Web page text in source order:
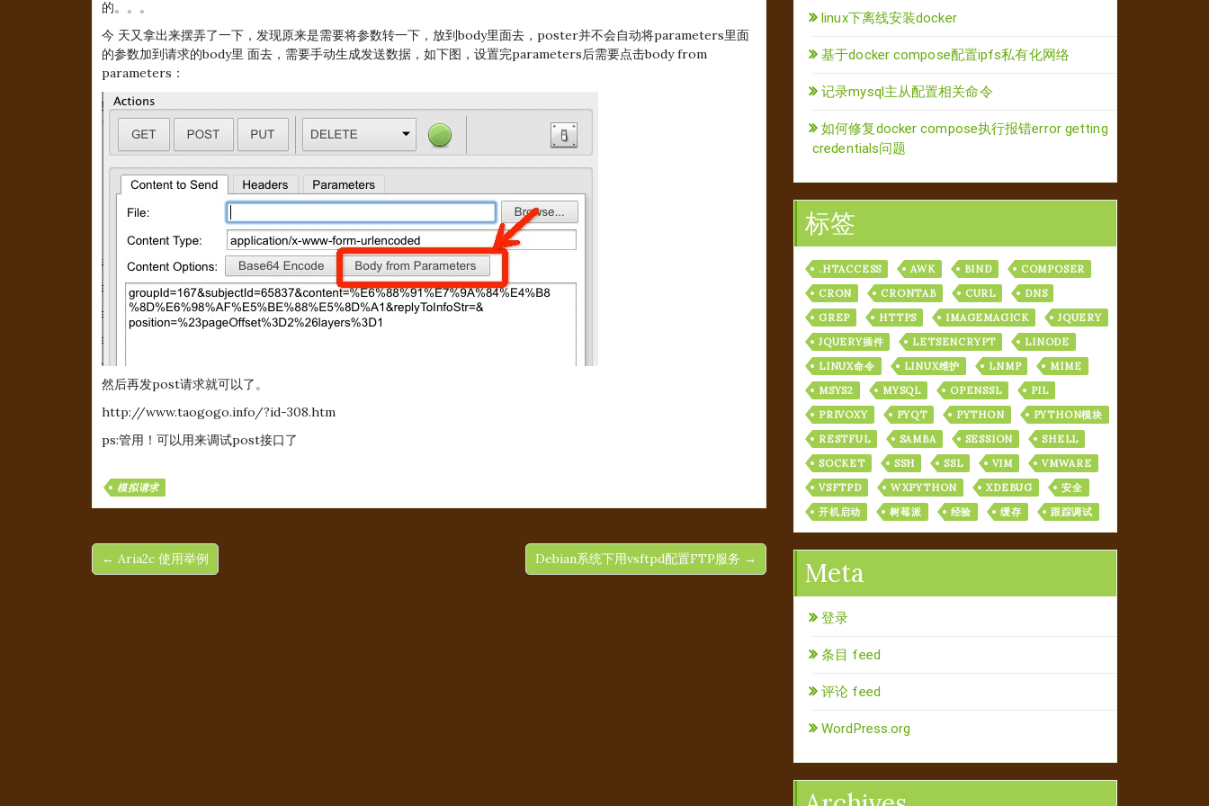
的。。。
今 天又拿出来摆弄了一下，发现原来是需要将参数转一下，放到body里面去，poster并不会自动将parameters里面
的参数加到请求的body里 面去，需要手动生成发送数据，如下图，设置完parameters后需要点击body from
parameters：
然后再发post请求就可以了。
http://www.taogogo.info/?id-308.htm
ps:管用！可以用来调试post接口了
模拟请求
← Aria2c 使用举例 Debian系统下用vsftpd配置FTP服务 →
linux下离线安装docker
基于docker compose配置ipfs私有化网络
记录mysql主从配置相关命令
如何修复docker compose执行报错error getting
credentials问题
标签
.HTACCESS AWK BIND
COMPOSER
CRON
CRONTAB CURL
DNS
GREP
HTTPS IMAGEMAGICK
JQUERY
JQUERY插件
LETSENCRYPT
LINODE
LINUX命令
LINUX维护 LNMP
MIME
MSYS2
MYSQL OPENSSL
PIL
PRIVOXY
PYQT PYTHON
PYTHON模块
RESTFUL
SAMBA SESSION
SHELL
SOCKET
SSH SSL VIM
VMWARE
VSFTPD
WXPYTHON XDEBUG
安全
开机启动
树莓派 经验 缓存 跟踪调试
Meta
登录
条目 feed
评论 feed
WordPress.org